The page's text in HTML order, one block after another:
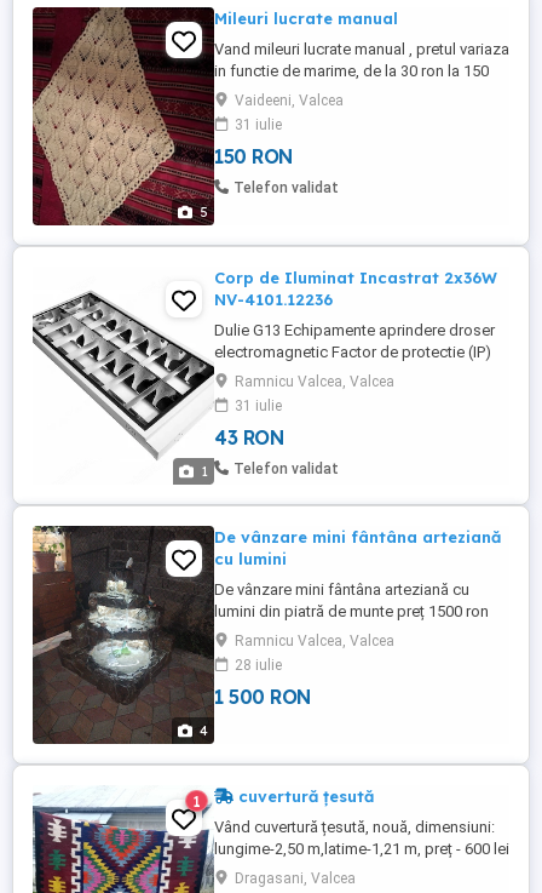
5
Mileuri lucrate manual
Vand mileuri lucrate manual , pretul variaza
in functie de marime, de la 30 ron la 150
ron.Vaideeni, Valcea
31 iulie
150 RON
Telefon validat
1
Corp de Iluminat Incastrat 2x36W
NV-4101.12236
Dulie G13 Echipamente aprindere droser
electromagnetic Factor de protectie (IP)
IP20 Frecventa nominala (Hz) 50-60
Material carcasa otel vopsit in camp
electrostatic Material dispersor
parabolic,aluminiu exolat Montaj incastrat
Putere (W) 36 Tensiune nominala (V) 220-
Ramnicu Valcea, Valcea
31 iulie
43 RON
Telefon validat
4
De vânzare mini fântâna arteziană
cu lumini
De vânzare mini fântâna arteziană cu
lumini din piatră de munte preț 1500 ron
Ramnicu Valcea, Valcea
28 iulie
1 500 RON
1 cuvertură țesută
Vând cuvertură țesută, nouă, dimensiuni:
lungime-2,50 m,latime-1,21 m, preț - 600 lei
Dragasani, Valcea